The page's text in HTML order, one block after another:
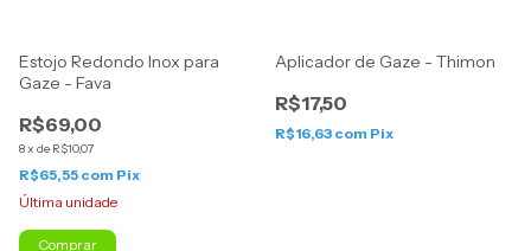
Estojo Redondo Inox para
Gaze - Fava
R$69,00
8x de R$10,07
R$65,55 com Pix
Última unidade
Aplicador de Gaze - Thimon
R$17,50
R$16,63 com Pix